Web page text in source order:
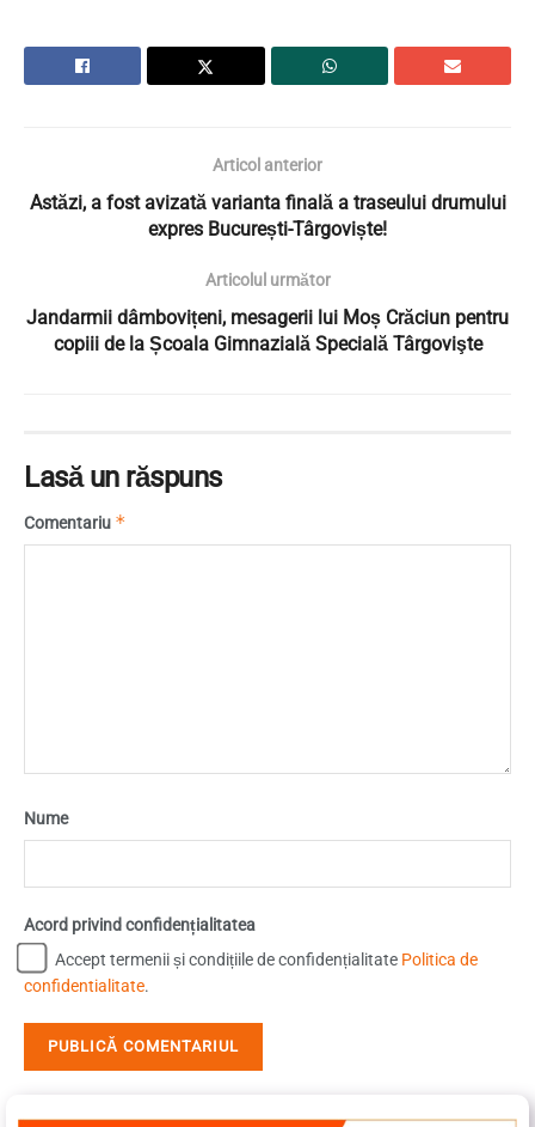
Articol anterior
Astăzi, a fost avizată varianta finală a traseului drumului
expres București-Târgoviște!
Articolul următor
Jandarmii dâmbovițeni, mesagerii lui Moș Crăciun pentru
copiii de la Școala Gimnazială Specială Târgovişte
Lasă un răspuns
Comentariu *
Nume
Acord privind confidențialitatea
Accept termenii și condițiile de confidențialitate Politica de
confidentialitate.